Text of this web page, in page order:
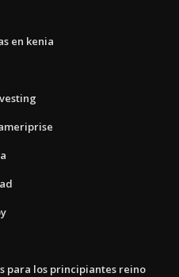
en kenia
para los principiantes reino